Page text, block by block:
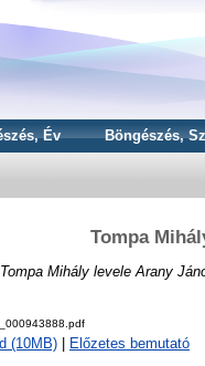
Év Böngészés,
Tompa
Tompa Mihály levele Arany
(10MB) Előzetes bemutató